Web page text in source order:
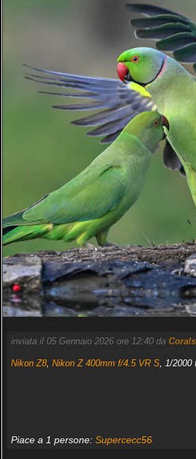
inviata il 05 Gennaio 2026 ore 12:40 da
Nikon Z8, Nikon Z 400mm f/4.5 VR S, 1/2000
Piace a 1 persone: Supercecc56